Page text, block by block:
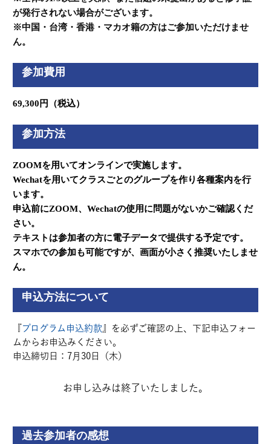
が発行されない場合がございます。
※中国・台湾・香港・マカオ籍の方はご参加いただけませ
ん。
参加費用
69,300円（税込）
参加方法
ZOOMを用いてオンラインで実施します。
Wechatを用いてクラスごとのグループを作り各種案内を行
います。
申込前にZOOM、Wechatの使用に問題がないかご確認くだ
さい。
テキストは参加者の方に電子データで提供する予定です。
スマホでの参加も可能ですが、画面が小さく推奨いたしませ
ん。
申込方法について
『プログラム申込約款 』を必ずご確認の上、下記申込フォー
ムからお申込みください。
申込締切日：7月30日（木）
お申し込みは終了いたしました。
過去参加者の感想